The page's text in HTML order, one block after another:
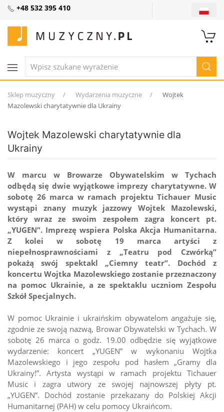
+48 532 395 410
Sklep muzyczny Wydarzenia muzyczne
Wojtek
Mazolewski charytatywnie dla Ukrainy
Wojtek Mazolewski charytatywnie dla
Ukrainy
W marcu w Browarze Obywatelskim w Tychach
odbędą się dwie wyjątkowe imprezy charytatywne. W
sobotę 26 marca w ramach projektu Tichauer Music
wystąpi znany muzyk jazzowy Wojtek Mazolewski,
który wraz ze swoim zespołem zagra koncert pt.
„YUGEN”. Imprezę wspiera Polska Akcja Humanitarna.
Z kolei w sobotę 19 marca artyści z
niepełnosprawnościami z „Teatru pod Czwórką”
pokażą swój spektakl „Ciemny teatr”. Dochód z
koncertu Wojtka Mazolewskiego zostanie przeznaczony
na pomoc Ukrainie, a ze spektaklu uczniom Zespołu
Szkół Specjalnych.
W pomoc Ukrainie i ukraińskim obywatelom angażuje się,
zgodnie ze swoją nazwą, Browar Obywatelski w Tychach. W
sobotę 26 marca o godz. 19.00 odbędzie się wyjątkowe
wydarzenie: koncert „YUGEN” w wykonaniu Wojtka
Mazolewskiego i jego zespołu pod hasłem „Gramy dla
Ukrainy!”. Artysta wystąpi w ramach projektu Tichauer
Music i zagra utwory ze swojej najnowszej płyty pt.
„YUGEN”. Dochód zostanie przekazany do Polskiej Akcji
Humanitarnej (PAH) w celu pomocy Ukraińcom.